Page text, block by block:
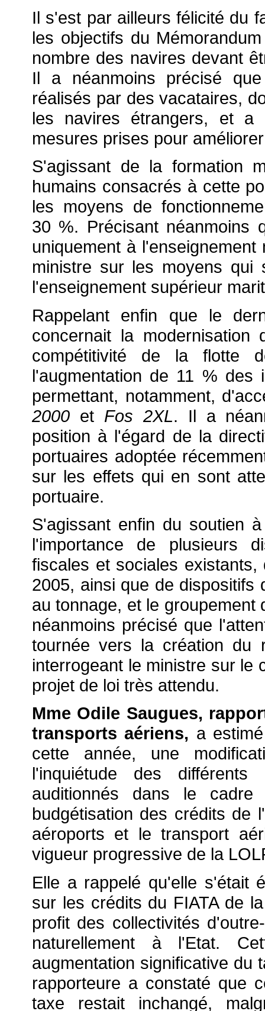
Il s'est par ailleurs félicité du
les objectifs du
nombre des navires devant
Il a néanmoins précisé
réalisés par des vacataires,
les navires étrangers, et
mesures prises pour
S'agissant de la formation
humains consacrés à cette
les moyens de
30 %. Précisant néanmoins
uniquement à
ministre sur les moyens
l'enseignement supérieur
Rappelant enfin que le
concernait la
compétitivité de la flotte
l'augmentation de 11 % des
permettant, notamment,
2000 et Fos 2XL. Il a
position à l'égard de la
portuaires adoptée
sur les effets qui en sont
portuaire.
S'agissant enfin du soutien
l'importance de plusieurs
fiscales et sociales
2005, ainsi que de dispositifs
au tonnage, et le
néanmoins précisé que
tournée vers la création du
interrogeant le ministre sur le
projet de loi très attendu.
Mme Odile Saugues,
transports aériens, a
cette année, une
l'inquiétude des
auditionnés dans le
budgétisation des crédits de
aéroports et le transport
vigueur progressive de la
Elle a rappelé qu'elle s'était
sur les crédits du FIATA de
profit des collectivités
naturellement à l'Etat.
augmentation significative du
rapporteure a constaté que
taxe restait inchangé,